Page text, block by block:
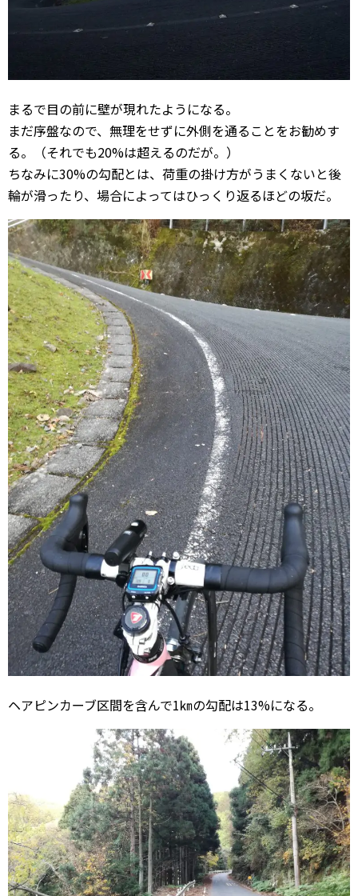
まるで目の前に壁が現れたようになる。
まだ序盤なので、無理をせずに外側を通ることをお勧めす
る。（それでも20%は超えるのだが。）
ちなみに30%の勾配とは、荷重の掛け方がうまくないと後
輪が滑ったり、場合によってはひっくり返るほどの坂だ。
ヘアピンカーブ区間を含んで1㎞の勾配は13%になる。